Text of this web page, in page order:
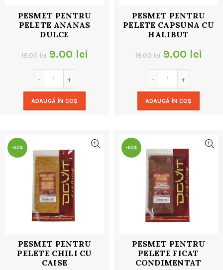
PESMET PENTRU
PELETE ANANAS
DULCE
18.00lei Prețul
inițial
a
fost:
9.00 lei
ADAUGĂ ÎN COȘ
PESMET PENTRU
PELETE CAPSUNA CU
HALIBUT
18.00lei Prețul
inițial
a
fost:
9.00 lei
ADAUGĂ ÎN COȘ
-50%
PESMET PENTRU
PELETE CHILI CU
CAISE
-50%
PESMET PENTRU
PELETE FICAT
CONDIMENTAT